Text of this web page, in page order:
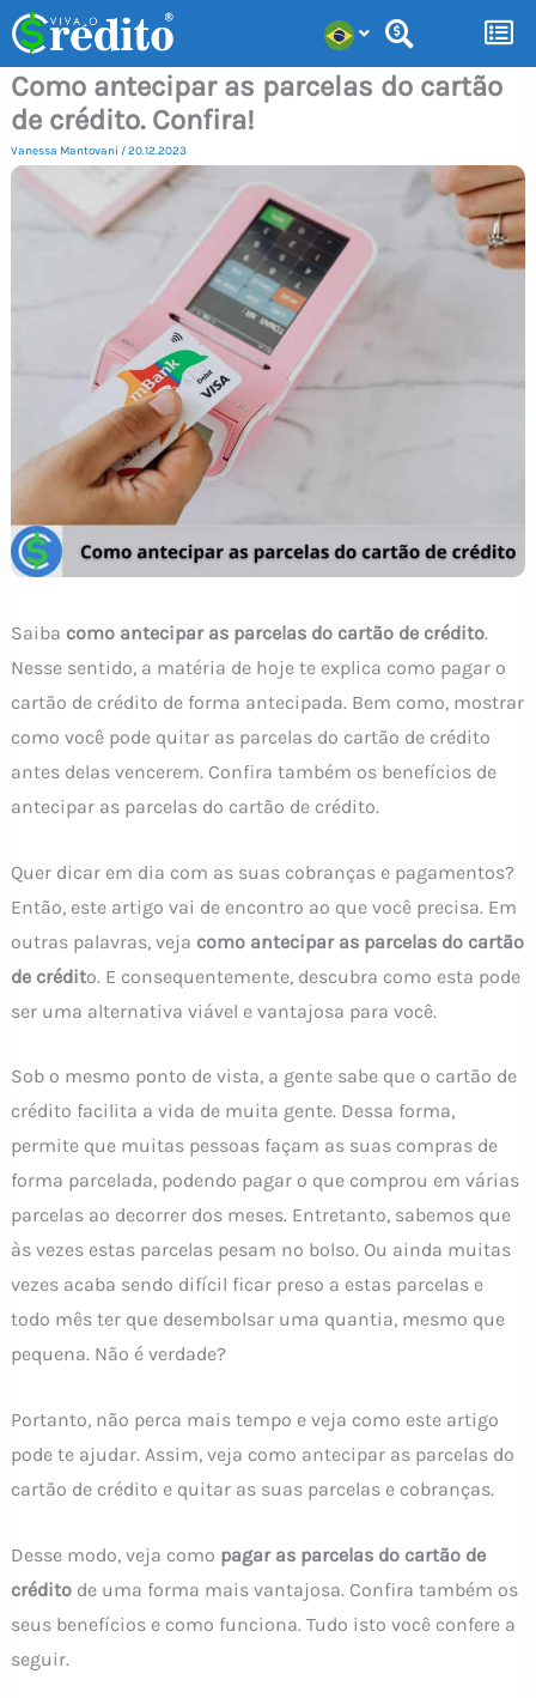
para
conteúdo
Como antecipar as parcelas do cartão
de crédito. Confira!
Vanessa Mantovani /20.12.2023
Saiba como antecipar as parcelas do cartão de crédito.
Nesse sentido, a matéria de hoje te explica como pagar o
cartão de crédito de forma antecipada. Bem como, mostrar
como você pode quitar as parcelas do cartão de crédito
antes delas vencerem. Confira também os benefícios de
antecipar as parcelas do cartão de crédito.
Quer dicar em dia com as suas cobranças e pagamentos?
Então, este artigo vai de encontro ao que você precisa. Em
outras palavras, veja como antecipar as parcelas do cartão
de crédito. E consequentemente, descubra como esta pode
ser uma alternativa viável e vantajosa para você.
Sob o mesmo ponto de vista, a gente sabe que o cartão de
crédito facilita a vida de muita gente. Dessa forma,
permite que muitas pessoas façam as suas compras de
forma parcelada, podendo pagar o que comprou em várias
parcelas ao decorrer dos meses. Entretanto, sabemos que
às vezes estas parcelas pesam no bolso. Ou ainda muitas
vezes acaba sendo difícil ficar preso a estas parcelas e
todo mês ter que desembolsar uma quantia, mesmo que
pequena. Não é verdade?
Portanto, não perca mais tempo e veja como este artigo
pode te ajudar. Assim, veja como antecipar as parcelas do
cartão de crédito e quitar as suas parcelas e cobranças.
Desse modo, veja como pagar as parcelas do cartão de
créditode uma forma mais vantajosa. Confira também os
seus benefícios e como funciona. Tudo isto você confere a
seguir.